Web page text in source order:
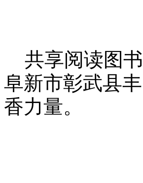
共享阅读图
阜新市彰武县
香力量。